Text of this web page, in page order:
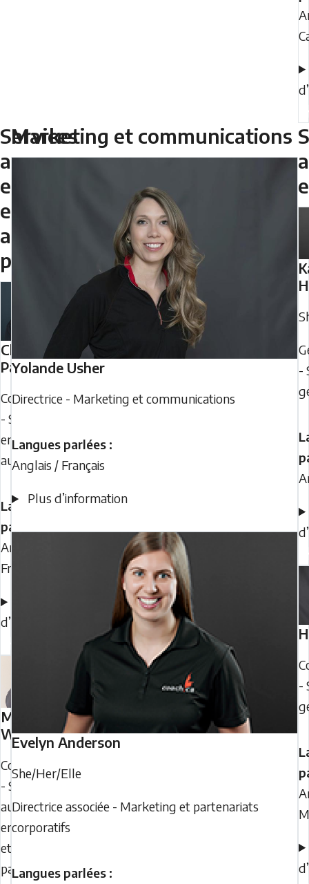
Services
aux
entraîneurs
et
aux
partenaires
Chris
Patterson
Coordonnateur
- Services aux
entraîneurs et
aux partenaires
Langues
parlées :
Anglais /
Français
d’information
Moremi
Wale-Aina
Coordinatrice
- Services
aux
entraîneurs
et aux
partenaires
Marketing et communications
Yolande Usher
Directrice - Marketing et communications
Langues parlées :
Anglais / Français
Plus d’information
Evelyn Anderson
She/Her/Elle
Directrice associée - Marketing et partenariats
corporatifs
Langues parlées :
-
-